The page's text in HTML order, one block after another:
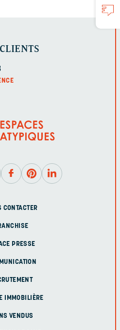
CONTACTER
PRESSE
IMMOBILIÈRE
VENDUS